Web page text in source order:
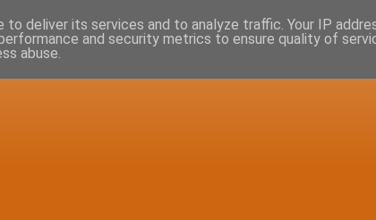
deliver its services and to analyze traffic. Your IP
and security metrics to ensure quality of
abuse.